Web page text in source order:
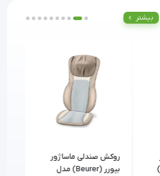
بیشتر
روکش صندلی ماساژور
بیورر (Beurer) مدل